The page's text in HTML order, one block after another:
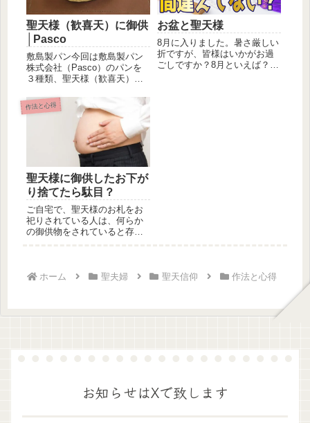
聖天様（歓喜天）に御供
│Pasco
敷島製パン今回は敷島製パン
株式会社（Pasco）のパンを
３種類、聖天様（歓喜天）に
類の...
お盆と聖天様
8月に入りました。暑さ厳しい
折ですが、皆様はいかがお過
ごしですか？8月といえば？！
作法と心得
聖天様に御供したお下が
り捨てたら駄目？
ご自宅で、聖天様のお札をお
祀りされている人は、何らか
の御供物をされていると存じ
ホーム 聖夫婦 聖天信仰 作法と心得
お知らせはXで致します